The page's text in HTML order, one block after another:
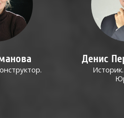
Денис